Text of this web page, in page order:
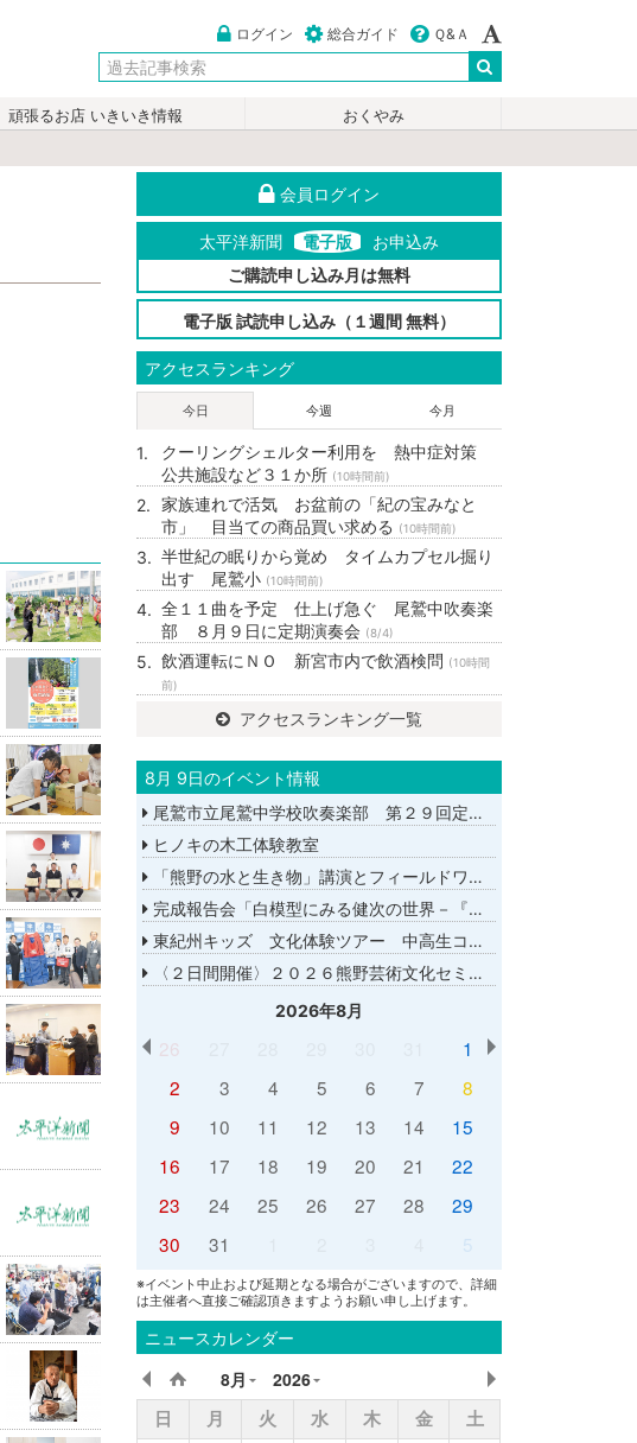
ログイン 総合ガイド Ｑ&Ａ
頑張るお店 いきいき情報
おくやみ
会員ログイン
太平洋新聞 電子版
お申込み
ご購読申し込み月は無料
電子版 試読申し込み（１週間 無料）
アクセスランキング
今日 今週 今月
クーリングシェルター利用を 熱中症対策
公共施設など３１か所 (10時間前)
家族連れで活気 お盆前の「紀の宝みなと
市」 目当ての商品買い求める
(10時間前)
半世紀の眠りから覚め タイムカプセル掘り
出す 尾鷲小 (10時間前)
全１１曲を予定 仕上げ急ぐ 尾鷲中吹奏楽
部 ８月９日に定期演奏会 (8/4)
飲酒運転にＮＯ 新宮市内で飲酒検問 (10時間
前)
アクセスランキング一覧
8月 9日のイベント情報
尾鷲市立尾鷲中学校吹奏楽部 第２９回定期演奏会
ヒノキの木工体験教室
「熊野の水と生き物」講演とフィールドワーク
完成報告会「白模型にみる健次の世界－『千年の愉楽』『奇蹟』より－」
東紀州キッズ 文化体験ツアー 中高生コース
〈２日間開催〉２０２６熊野芸術文化セミナー
2026年8月
26
1
2
3 4 5 6 7
8
9
10 11 12 13 14
15
16
17 18 19 20 21
22
23
24 25 26 27 28
29
30
31 5
※イベント中止および延期となる場合がございますので、詳細
は主催者へ直接ご確認頂きますようお願い申し上げます。
ニュースカレンダー
8月 2026
日 月 火 水 木 金
土